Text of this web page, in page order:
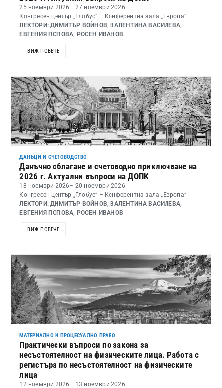
25 ноември 2026– 27 ноември 2026
Конгресен център „Глобус“ – Конферентна зала „Европа“
ЛЕКТОРИ: ДИМИТЪР ВОЙНОВ, ВАЛЕНТИНА ВАСИЛЕВА,
ЕВГЕНИЯ ПОПОВА, РОСЕН ИВАНОВ
ВИЖ ПОВЕЧЕ
ДАНЪЦИ И СЧЕТОВОДСТВО
Данъчно облагане и счетоводно приключване на
2026 г. Актуални въпроси на ДОПК
18 ноември 2026– 20 ноември 2026
Конгресен център „Глобус“ – Конферентна зала „Европа“
ЛЕКТОРИ: ДИМИТЪР ВОЙНОВ, ВАЛЕНТИНА ВАСИЛЕВА,
ЕВГЕНИЯ ПОПОВА, РОСЕН ИВАНОВ
ВИЖ ПОВЕЧЕ
МАТЕРИАЛНО И ПРОЦЕСУАЛНО ПРАВО
Практически въпроси по закона за
несъстоятелност на физическите лица. Работа с
регистъра по несъстоятелност на физическите
лица
12 ноември 2026– 13 ноември 2026